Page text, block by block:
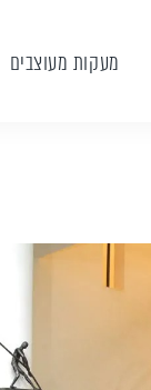
מעקות מעוצבים